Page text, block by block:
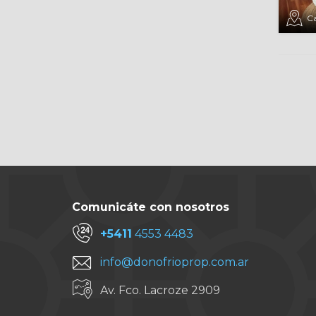
Comunicáte con nosotros
+5411 4553 4483
info@donofrioprop.com.ar
Av. Fco. Lacroze 2909